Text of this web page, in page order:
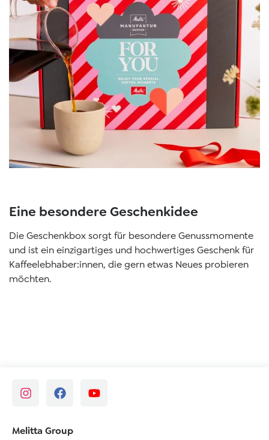
Eine besondere Geschenkidee
Die Geschenkbox sorgt für besondere Genussmomente
und ist ein einzigartiges und hochwertiges Geschenk für
Kaffeelebhaber:innen, die gern etwas Neues probieren
möchten.
Melitta Group